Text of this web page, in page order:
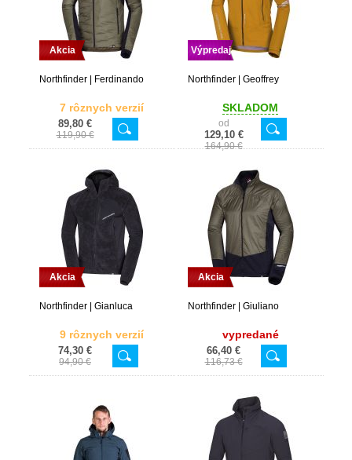
Akcia
Northfinder | Ferdinando
7 rôznych verzií
89,80 €
119,90 €
Výpredaj
Northfinder | Geoffrey
SKLADOM
od
129,10 €
164,90 €
Akcia
Northfinder | Gianluca
9 rôznych verzií
74,30 €
94,90 €
Akcia
Northfinder | Giuliano
vypredané
66,40 €
116,73 €